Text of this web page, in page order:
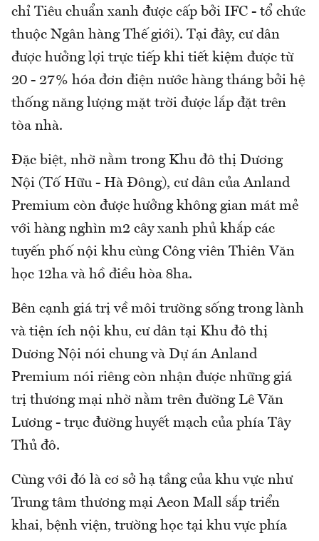
chỉ Tiêu chuẩn xanh được cấp bởi IFC - tổ chức
thuộc Ngân hàng Thế giới). Tại đây, cư dân
được hưởng lợi trực tiếp khi tiết kiệm được từ
20 - 27% hóa đơn điện nước hàng tháng bởi hệ
thống năng lượng mặt trời được lắp đặt trên
tòa nhà.
Đặc biệt, nhờ nằm trong Khu đô thị Dương
Nội (Tố Hữu - Hà Đông), cư dân của Anland
Premium còn được hưởng không gian mát mẻ
với hàng nghìn m2 cây xanh phủ khắp các
tuyến phố nội khu cùng Công viên Thiên Văn
học 12ha và hồ điều hòa 8ha.
Bên cạnh giá trị về môi trường sống trong lành
và tiện ích nội khu, cư dân tại Khu đô thị
Dương Nội nói chung và Dự án Anland
Premium nói riêng còn nhận được những giá
trị thương mại nhờ nằm trên đường Lê Văn
Lương - trục đường huyết mạch của phía Tây
Thủ đô.
Cùng với đó là cơ sở hạ tầng của khu vực như
Trung tâm thương mại Aeon Mall sắp triển
khai, bệnh viện, trường học tại khu vực phía